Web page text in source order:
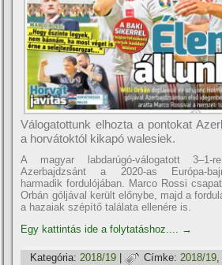
Válogatottunk elhozta a pontokat
a horvátoktól kikapó walesiek.
A magyar labdarúgó-válogatott 3–1-
Azerbajdzsánt a 2020-as Európa-
harmadik fordulójában. Marco Rossi
Orbán góljával került előnybe, majd a
a hazaiak szépí­tő találata ellenére is.
Egy kattintás ide a folytatáshoz....
→
Kategória: 2018/19 | Címke: 2018/19